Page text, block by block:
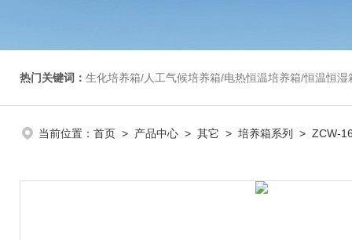
热门关键词： 生化培养箱/人工气候培养箱/电热恒温培养箱/恒温恒湿箱/光照培养箱/二氧化碳培养箱
当前位置： 首页 > 产品中心 > 其它 > 培养箱系列 > ZCW-